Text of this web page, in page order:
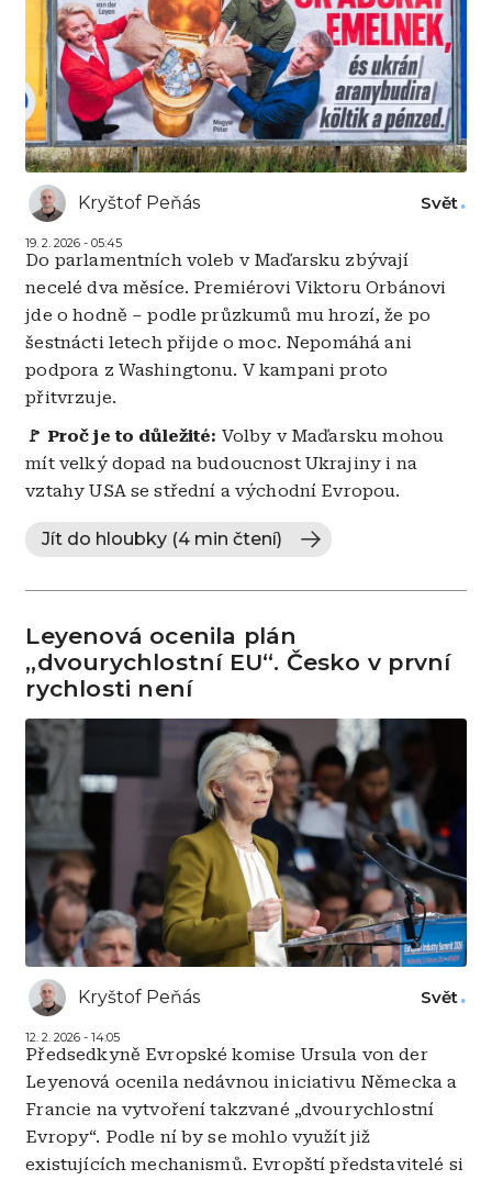
Kryštof Peňás
19. 2. 2026 - 05:45
Svět
Do parlamentních voleb v Maďarsku zbývají
necelé dva měsíce. Premiérovi Viktoru Orbánovi
jde o hodně – podle průzkumů mu hrozí, že po
šestnácti letech přijde o moc. Nepomáhá ani
podpora z Washingtonu. V kampani proto
přitvrzuje.
🚩 Proč je to důležité: Volby v Maďarsku mohou
mít velký dopad na budoucnost Ukrajiny i na
vztahy USA se střední a východní Evropou.
Jít do hloubky (4 min čtení)
Leyenová ocenila plán
„dvourychlostní EU“. Česko v první
rychlosti není
Kryštof Peňás
12. 2. 2026 - 14:05
Svět
Předsedkyně Evropské komise Ursula von der
Leyenová ocenila nedávnou iniciativu Německa a
Francie na vytvoření takzvané „dvourychlostní
Evropy“. Podle ní by se mohlo využít již
existujících mechanismů. Evropští představitelé si